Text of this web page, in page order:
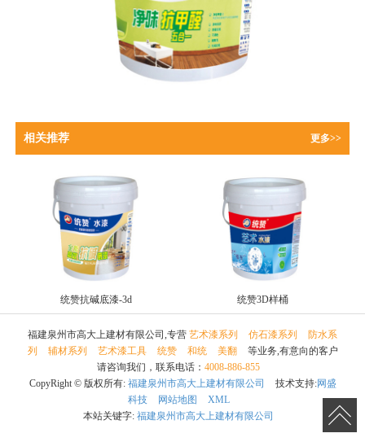
相关推荐 更多>>
统赞抗碱底漆-3d 统赞3D样桶
福建泉州市高大上建材有限公司,专营 艺术漆系列 仿石漆系列
防水系
列
辅材系列 艺术漆工具 统赞 和统 美翻
等业务,有意向的客户
请咨询我们，联系电话： 4008-886-855
CopyRight © 版权所有: 福建泉州市高大上建材有限公司 技术支持:网盛
科技
网站地图
XML
本站关键字: 福建泉州市高大上建材有限公司